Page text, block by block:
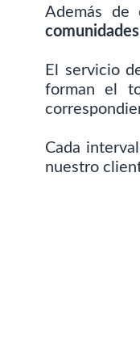
Además de
El servicio
forman el
Cada
nuestro